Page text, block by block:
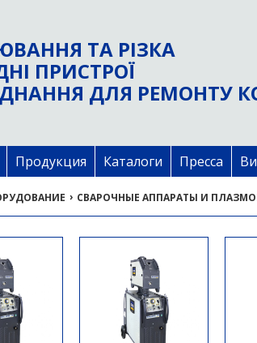
ТА РІЗКА
ПРИСТРОЇ
ДЛЯ РЕМОНТУ
Продукция Каталоги Пресса
› СВАРОЧНЫЕ АППАРАТЫ И